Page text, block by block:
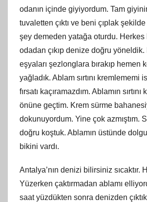
odanın içinde giyiyordum. Tam
tuvaletten çıktı ve beni çıplak
şey demeden yatağa oturdu. Herkes
odadan çıkıp denize doğru yöneldik.
eşyaları şezlonglara bırakıp hemen
yağladık. Ablam sırtını kremlememi
fırsatı kaçıramazdım. Ablamın
önüne geçtim. Krem sürme
dokunuyordum. Yine çok azmıştım.
doğru koştuk. Ablamın üstünde
bikini vardı.
Antalya’nın denizi bilirsiniz sıcaktır.
Yüzerken çaktırmadan ablamı
saat yüzdükten sonra denizden